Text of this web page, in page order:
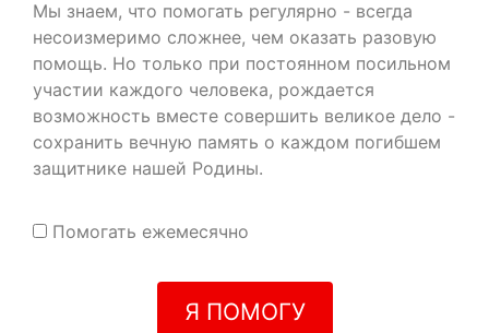
Мы знаем, что помогать регулярно - всегда
несоизмеримо сложнее, чем оказать разовую
помощь. Но только при постоянном посильном
участии каждого человека, рождается
возможность вместе совершить великое дело -
сохранить вечную память о каждом погибшем
защитнике нашей Родины.
Помогать ежемесячно
Я ПОМОГУ